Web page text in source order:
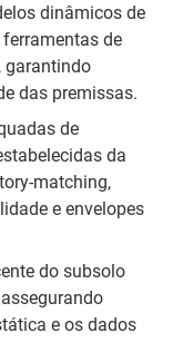
dinâmicos de
de
garantindo
das premissas.
de
da
matching,
e envelopes
do subsolo
e os dados